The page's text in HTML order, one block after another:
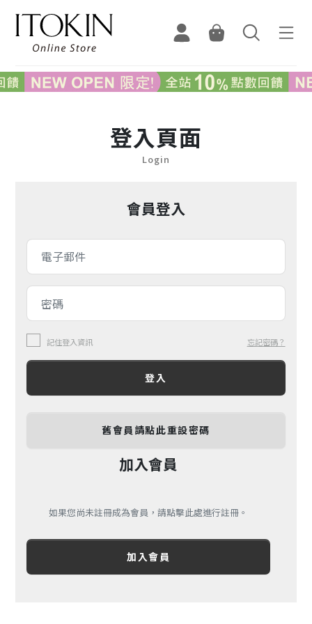
登入頁面
Login
會員登入
記住登入資訊 忘記密碼？
登入
舊會員請點此重設密碼
加入會員
如果您尚未註冊成為會員，請點擊此處進行註冊。
加入會員